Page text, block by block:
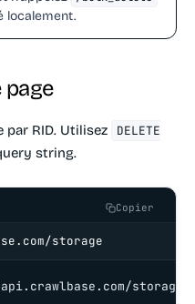
localement.
page
par RID. Utilisez
DELETE
string.
Copier
storage